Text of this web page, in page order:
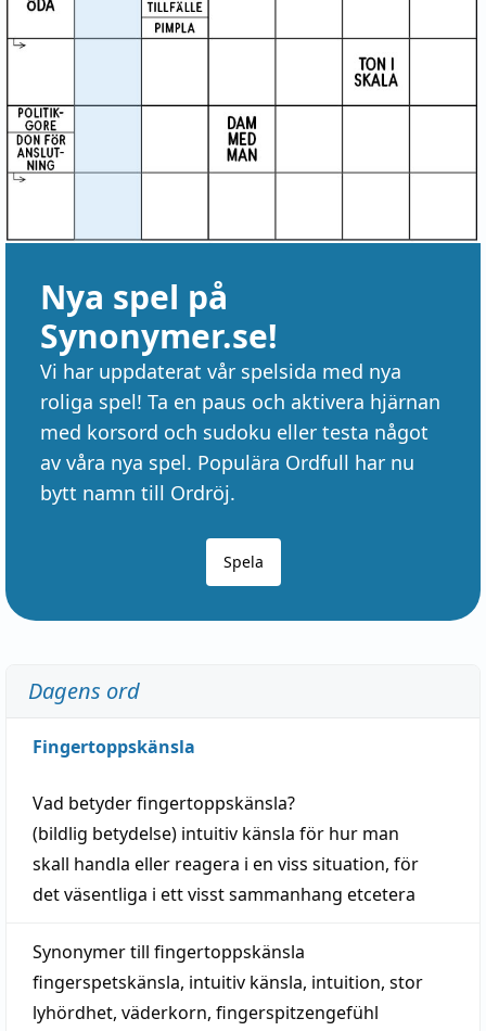
Nya spel på
Synonymer.se!
Vi har uppdaterat vår spelsida med nya
roliga spel! Ta en paus och aktivera hjärnan
med korsord och sudoku eller testa något
av våra nya spel. Populära Ordfull har nu
bytt namn till Ordröj.
Spela
Dagens ord
Fingertoppskänsla
Vad betyderfingertoppskänsla?
(bildlig betydelse) intuitiv känsla för hur man
skall handla eller reagera i en viss situation, för
det väsentliga i ett visstsammanhang etcetera
Synonymer till fingertoppskänsla
fingerspetskänsla, intuitiv känsla, intuition, stor
lyhördhet, väderkorn, fingerspitzengefühl